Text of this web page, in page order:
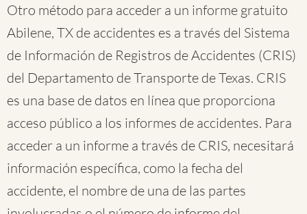
Otro método para acceder a un informe gratuito
Abilene, TX de accidentes es a través del Sistema
de Información de Registros de Accidentes (CRIS)
del Departamento de Transporte de Texas. CRIS
es una base de datos en línea que proporciona
acceso público a los informes de accidentes. Para
acceder a un informe a través de CRIS, necesitará
información específica, como la fecha del
accidente, el nombre de una de las partes